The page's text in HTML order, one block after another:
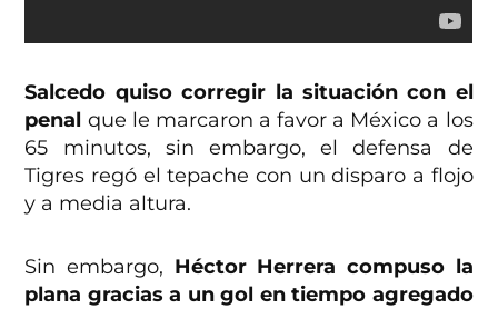
Salcedo quiso corregir la situación con el
penal que le marcaron a favor a México a los
65 minutos, sin embargo, el defensa de
Tigres regó el tepache con un disparo a flojo
y a media altura.
Sin embargo, Héctor Herrera compuso la
plana gracias a un gol en tiempo agregado